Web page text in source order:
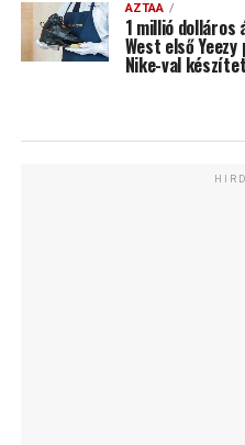
AZTAA
1 millió dolláros
West első
Nike-val